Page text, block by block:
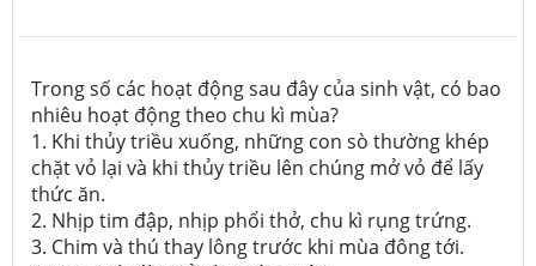
Trong số các hoạt động sau đây của sinh vật, có bao
nhiêu hoạt động theo chu kì mùa?
1. Khi thủy triều xuống, những con sò thường khép
chặt vỏ lại và khi thủy triều lên chúng mở vỏ để lấy
thức ăn.
2. Nhịp tim đập, nhịp phổi thở, chu kì rụng trứng.
3. Chim và thú thay lông trước khi mùa đông tới.